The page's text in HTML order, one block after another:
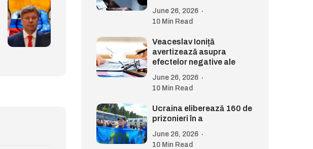
June 26, 2026
10 Min Read
Veaceslav Ioniță
avertizează asupra
efectelor negative ale
June 26, 2026
10 Min Read
Ucraina eliberează 160 de
prizonieri în a
June 26, 2026
10 Min Read